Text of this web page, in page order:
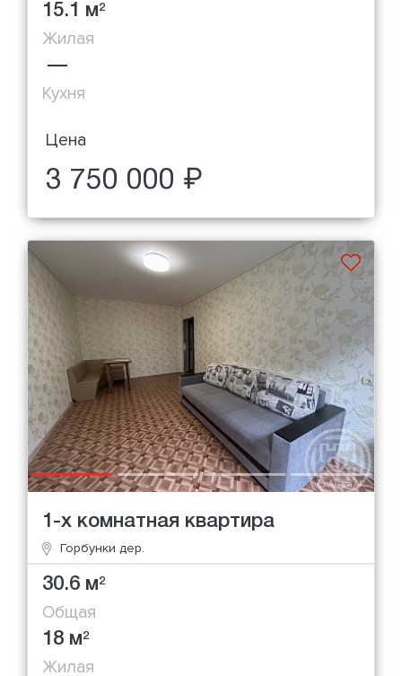
15.1 м2
Жилая
—
Кухня
Цена
3 750 000 ₽
1-х комнатная квартира
Горбунки дер.
30.6 м2
Общая
18 м2
Жилая